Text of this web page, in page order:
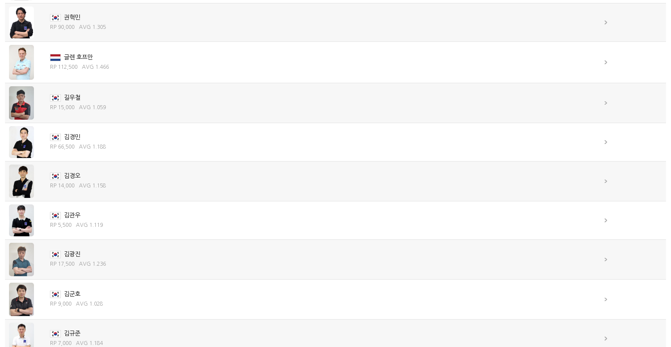
권혁민
RP 90,000 AVG 1.305
글렌 호프만
RP 112,500 AVG 1.466
길우철
RP 15,000 AVG 1.059
김경민
RP 66,500 AVG 1.188
김경오
RP 14,000 AVG 1.158
김관우
RP 5,500 AVG 1.119
김광진
RP 17,500 AVG 1.236
김군호
RP 9,000 AVG 1.028
김규준
RP 7,000 AVG 1.184